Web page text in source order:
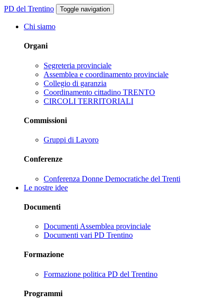
PD del Trentino Toggle navigation
Chi siamo
Organi
Segreteria provinciale
Assemblea e coordinamento provinciale
Collegio di garanzia
Coordinamento cittadino TRENTO
CIRCOLI TERRITORIALI
Commissioni
Gruppi di Lavoro
Conferenze
Conferenza Donne Democratiche del Trenti
Le nostre idee
Documenti
Documenti Assemblea provinciale
Documenti vari PD Trentino
Formazione
Formazione politica PD del Trentino
Programmi